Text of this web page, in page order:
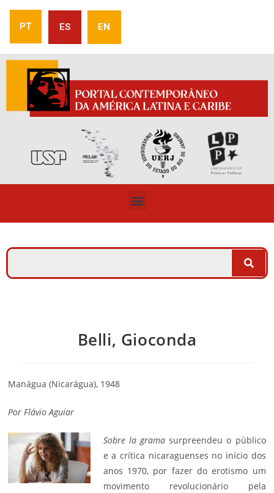
PT ES EN
Belli, Gioconda
Manágua (Nicarágua), 1948
PorFlávio Aguiar
Sobre la gramasurpreendeu o público
e a crítica nicaraguenses no início dos
anos 1970, por fazer do erotismo um
movimento revolucionário pela